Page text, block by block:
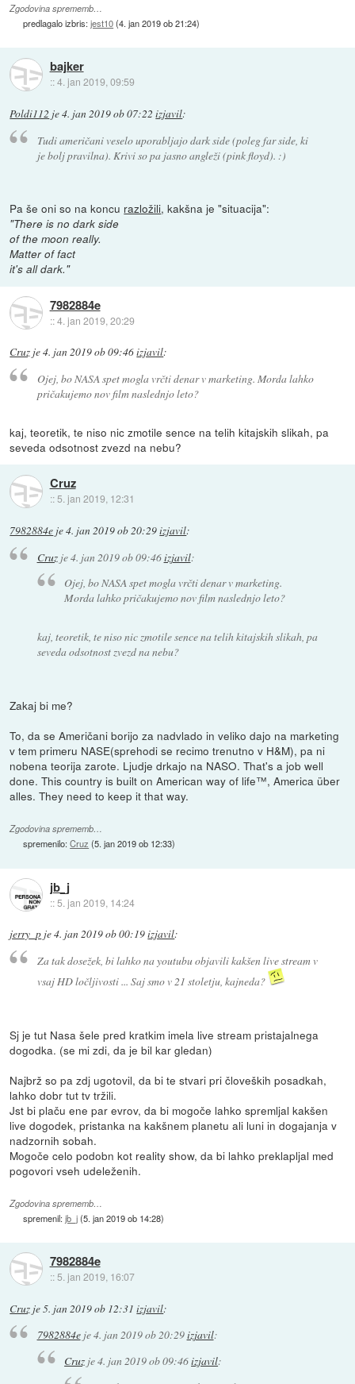
Zgodovina sprememb…
predlagalo izbris:jest10(4. jan 2019 ob 21:24)
bajker
::4. jan 2019, 09:59
Poldi112 je4. jan 2019 ob 07:22 izjavil:
Tudi američani veselo uporabljajo dark side (poleg far side, ki
je bolj pravilna). Krivi so pa jasno angleži (pink floyd). :)
Pa še oni so na koncu razložili, kakšna je "situacija":
"There is no dark side
of the moon really.
Matter of fact
it's all dark."
7982884e
::4. jan 2019, 20:29
Cruz je4. jan 2019 ob 09:46izjavil:
Ojej, bo NASA spet mogla vrčti denar v marketing. Morda lahko
pričakujemo nov film naslednjo leto?
kaj, teoretik, te niso nic zmotile sence na telih kitajskih slikah, pa
seveda odsotnost zvezd na nebu?
Cruz
:: 5. jan 2019, 12:31
7982884e je4. jan 2019 ob 20:29izjavil:
Cruzje4. jan 2019 ob 09:46izjavil:
Ojej, bo NASA spet mogla vrčti denar v marketing.
Morda lahko pričakujemo nov film naslednjo leto?
kaj, teoretik, te niso nic zmotile sence na telih kitajskih slikah, pa
seveda odsotnost zvezd na nebu?
Zakaj bi me?
To, da se Američani borijo za nadvlado in veliko dajo na marketing
v tem primeru NASE(sprehodi se recimo trenutno v H&M), pa ni
nobena teorija zarote. Ljudje drkajo na NASO. That's a job well
done. This country is built on American way of life™, America über
alles. They need to keep it that way.
Zgodovina sprememb…
spremenilo:Cruz (5. jan 2019 ob 12:33)
jb_j
::5. jan 2019, 14:24
jerry_p je4. jan 2019 ob 00:19izjavil:
Za tak dosežek, bi lahko na youtubu objavili kakšen live stream v
vsaj HD ločljivosti ... Saj smo v 21 stoletju, kajneda?
Sj je tut Nasa šele pred kratkim imela live stream pristajalnega
dogodka. (se mi zdi, da je bil kar gledan)
Najbrž so pa zdj ugotovil, da bi te stvari pri človeških posadkah,
lahko dobr tut tv tržili.
Jst bi plaču ene par evrov, da bi mogoče lahko spremljal kakšen
live dogodek, pristanka na kakšnem planetu ali luni in dogajanja v
nadzornih sobah.
Mogoče celo podobn kot reality show, da bi lahko preklapljal med
pogovori vseh udeleženih.
Zgodovina sprememb…
spremenil:jb_j(5. jan 2019 ob 14:28)
7982884e
:: 5. jan 2019, 16:07
Cruz je5. jan 2019 ob 12:31 izjavil:
7982884eje4. jan 2019 ob 20:29izjavil:
Cruz je4. jan 2019 ob 09:46izjavil: